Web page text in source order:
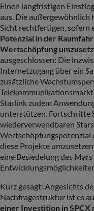
Einen langfristigen
aus. Die außergewöhnlich
Sicht rechtfertigen, sofern
Potenzial in der
Wertschöpfung
ausgeschlossen: Die
Internetzugang über ein
zusätzliche
Starlink zudem
unterstützen. Fortschritte
wiederverwendbaren
Wertschöpfungspotenzial
diese Projekte
eine Besiedelung des
Kurz gesagt: Angesichts
Nachfragestruktur ist es
einer Investition in SPCX